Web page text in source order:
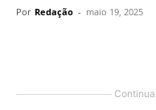
Por Redação - maio 19, 2025